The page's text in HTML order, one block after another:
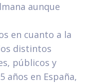
aunque
en cuanto a la
distintos
públicos y
años en España,